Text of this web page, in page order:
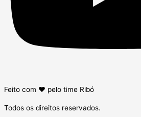
Feito com ❤ pelo time Ribó
Todos os direitos reservados.